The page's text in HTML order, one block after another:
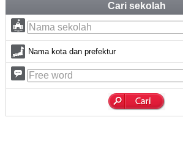
Cari sekolah
Nama kota dan prefektur